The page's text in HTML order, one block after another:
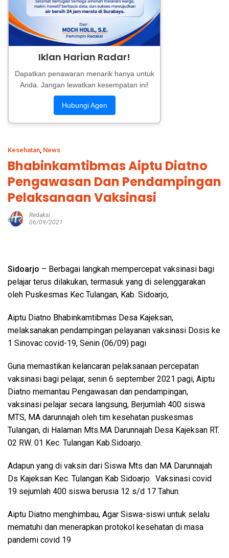
Iklan Harian Radar!
Dapatkan penawaran menarik hanya untuk
Anda. Jangan lewatkan kesempatan ini!
Hubungi Agen
Kesehatan, News
Bhabinkamtibmas Aiptu Diatno
Pengawasan Dan Pendampingan
Pelaksanaan Vaksinasi
Redaksi
06/09/2021
Sidoarjo – Berbagai langkah mempercepat vaksinasi bagi
pelajar terus dilakukan, termasuk yang di selenggarakan
oleh Puskesmas Kec Tulangan, Kab. Sidoarjo,
Aiptu Diatno Bhabinkamtibmas Desa Kajeksan,
melaksanakan pendampingan pelayanan vaksinasi Dosis ke
1 Sinovac covid-19, Senin (06/09) pagi
Guna memastikan kelancaran pelaksanaan percepatan
vaksinasi bagi pelajar, senin 6 september 2021 pagi, Aiptu
Diatno memantau Pengawasan dan pendampingan,
vaksinasi pelajar secara langsung, Berjumlah 400 siswa
MTS, MA darunnajah oleh tim kesehatan puskesmas
Tulangan, di Halaman Mts.MA Darunnajah Desa Kajeksan RT.
02 RW. 01 Kec. Tulangan Kab.Sidoarjo.
Adapun yang di vaksin dari Siswa Mts dan MA Darunnajah
Ds Kajeksan Kec. Tulangan Kab Sidoarjo. Vaksinasi covid
19 sejumlah 400 siswa berusia 12 s/d 17 Tahun.
Aiptu Diatno menghimbau, Agar Siswa-siswi untuk selalu
mematuhi dan menerapkan protokol kesehatan di masa
pandemi covid 19